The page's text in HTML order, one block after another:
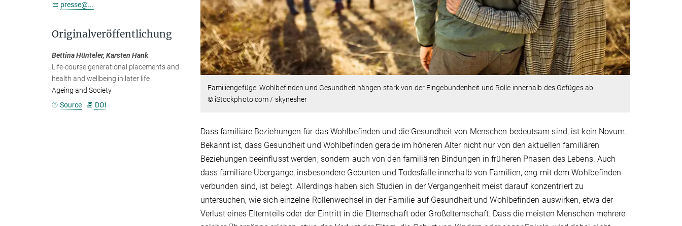
Familiengefüge: Wohlbefinden und Gesundheit hängen stark von der Eingebundenheit und Rolle innerhalb des Gefüges ab.
© iStockphoto.com / skynesher
Dass familiäre Beziehungen für das Wohlbefinden und die Gesundheit von Menschen bedeutsam sind, ist kein Novum.
Bekannt ist, dass Gesundheit und Wohlbefinden gerade im höheren Alter nicht nur von den aktuellen familiären
Beziehungen beeinflusst werden, sondern auch von den familiären Bindungen in früheren Phasen des Lebens. Auch
dass familiäre Übergänge, insbesondere Geburten und Todesfälle innerhalb von Familien, eng mit dem Wohlbefinden
verbunden sind, ist belegt. Allerdings haben sich Studien in der Vergangenheit meist darauf konzentriert zu
untersuchen, wie sich einzelne Rollenwechsel in der Familie auf Gesundheit und Wohlbefinden auswirken, etwa der
Verlust eines Elternteils oder der Eintritt in die Elternschaft oder Großelternschaft. Dass die meisten Menschen mehrere
presse@...
Originalveröffentlichung
Bettina Hünteler, Karsten Hank
Life-course generational placements and
health and wellbeing in later life
Ageing and Society
Source
DOI